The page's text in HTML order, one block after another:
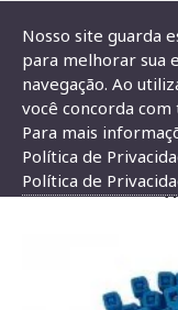
Componentes
ABRAÇADEIRA
Nosso site guarda
para melhorar sua
navegação. Ao
você concorda
Para mais
Política de
Política de